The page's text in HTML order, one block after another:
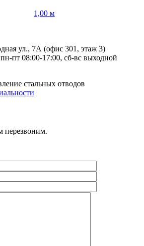
1,00 м
ул., 7А (офис 301, этаж 3)
пт 08:00-17:00, сб-вс выходной
стальных отводов
перезвоним.